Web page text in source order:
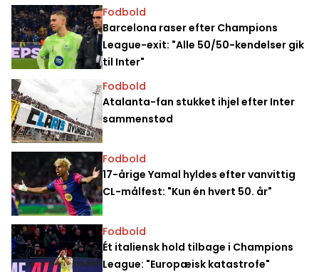
Fodbold
Barcelona raser efter Champions
League-exit: "Alle 50/50-kendelser gik
til Inter"
Fodbold
Atalanta-fan stukket ihjel efter Inter
sammenstød
Fodbold
17-årige Yamal hyldes efter vanvittig
CL-målfest: "Kun én hvert 50. år"
Fodbold
Ét italiensk hold tilbage i Champions
League: "Europæisk katastrofe"